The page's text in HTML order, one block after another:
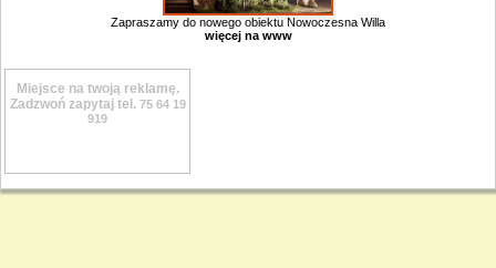
Zapraszamy do nowego obiektu Nowoczesna Willa
więcej na www
Miejsce na twoją reklamę.
Zadzwoń zapytaj tel. 75 64 19
919